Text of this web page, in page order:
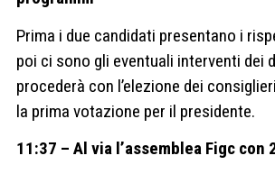
Prima i due candidati presentano i
poi ci sono gli eventuali interventi dei
procederà con l’elezione dei
la prima votazione per il presidente.
11:37 – Al via l’assemblea Figc con